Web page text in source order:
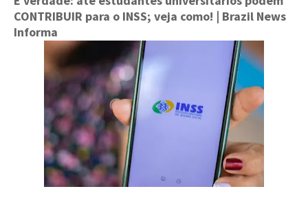
CONTRIBUIR para o INSS; veja como! | Brazil News
Informa